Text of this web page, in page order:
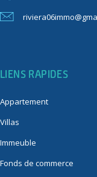
LIENS RAPIDES
Appartement
Villas
Immeuble
Fonds de commerce